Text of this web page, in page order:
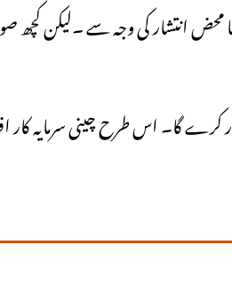
انتشار کی وجہ سے ۔لیکن کچھ
کرے گا۔ اس طرح چینی سرمایہ